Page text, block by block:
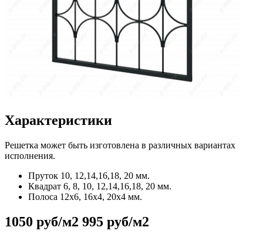
Характеристики
Решетка может быть изготовлена в различных вариантах
исполнения.
Пруток 10, 12,14,16,18, 20 мм.
Квадрат 6, 8, 10, 12,14,16,18, 20 мм.
Полоса 12x6, 16x4, 20x4 мм.
1050 руб/м2 995 руб/м2